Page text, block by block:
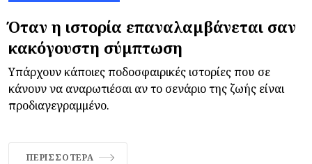
Όταν η ιστορία επαναλαμβάνεται σαν
κακόγουστη σύμπτωση
Υπάρχουν κάποιες ποδοσφαιρικές ιστορίες που σε
κάνουν να αναρωτιέσαι αν το σενάριο της ζωής είναι
προδιαγεγραμμένο.
ΠΕΡΙΣΣΌΤΕΡΑ